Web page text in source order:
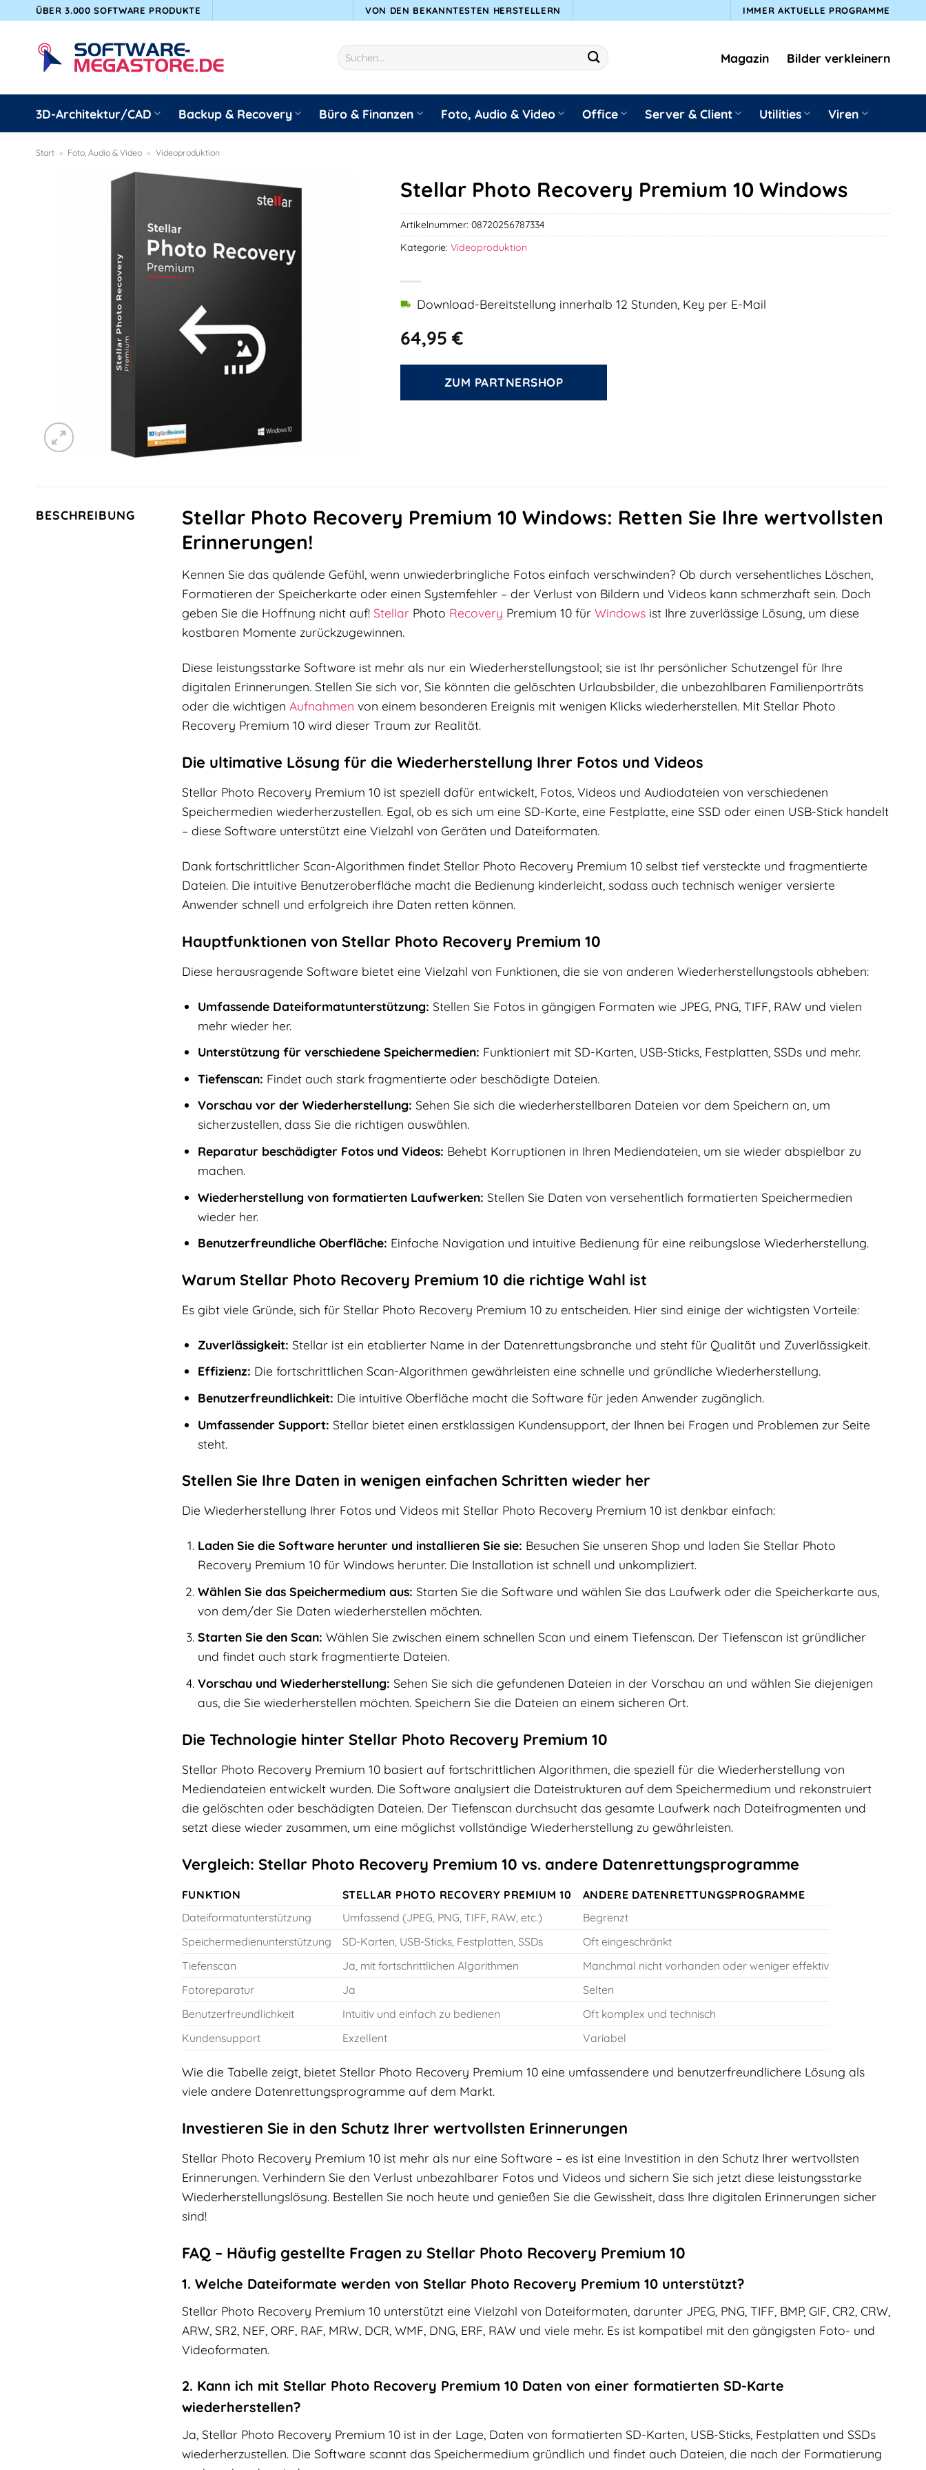
springen
ÜBER 3.000 SOFTWARE PRODUKTE VON DEN BEKANNTESTEN HERSTELLERN IMMER AKTUELLE PROGRAMME
Suchen
nach:
Magazin Bilder verkleinern
3D-Architektur/CAD Backup & Recovery Büro & Finanzen Foto, Audio & Video Office Server & Client Utilities Viren
Start » Foto, Audio & Video » Videoproduktion
Stellar Photo Recovery Premium 10 Windows
64,95€
Download-Bereitstellung innerhalb 12 Stunden, Key per E-Mail
ZUM PARTNERSHOP
Artikelnummer:08720256787334
Kategorie:Videoproduktion
BESCHREIBUNG
Stellar Photo Recovery Premium 10 Windows: Retten Sie Ihre wertvollsten
Erinnerungen!
Kennen Sie das quälende Gefühl, wenn unwiederbringliche Fotos einfach verschwinden? Ob durch versehentliches Löschen,
Formatieren der Speicherkarte oder einen Systemfehler – der Verlust von Bildern und Videos kann schmerzhaft sein. Doch
geben Sie die Hoffnung nicht auf! StellarPhoto Recovery Premium 10 für Windowsist Ihre zuverlässige Lösung, um diese
kostbaren Momente zurückzugewinnen.
Diese leistungsstarke Software ist mehr als nur ein Wiederherstellungstool; sie ist Ihr persönlicher Schutzengel für Ihre
digitalen Erinnerungen. Stellen Sie sich vor, Sie könnten die gelöschten Urlaubsbilder, die unbezahlbaren Familienporträts
oder die wichtigen Aufnahmen von einem besonderen Ereignis mit wenigen Klicks wiederherstellen. Mit Stellar Photo
Recovery Premium 10 wird dieser Traum zur Realität.
Die ultimative Lösung für die Wiederherstellung Ihrer Fotos und Videos
Stellar Photo Recovery Premium 10 ist speziell dafür entwickelt, Fotos, Videos und Audiodateien von verschiedenen
Speichermedien wiederherzustellen. Egal, ob es sich um eine SD-Karte, eine Festplatte, eine SSD oder einen USB-Stick handelt
– diese Software unterstützt eine Vielzahl von Geräten und Dateiformaten.
Dank fortschrittlicher Scan-Algorithmen findet Stellar Photo Recovery Premium 10 selbst tief versteckte und fragmentierte
Dateien. Die intuitive Benutzeroberfläche macht die Bedienung kinderleicht, sodass auch technisch weniger versierte
Anwender schnell und erfolgreich ihre Daten retten können.
Hauptfunktionen von Stellar Photo Recovery Premium 10
Diese herausragende Software bietet eine Vielzahl von Funktionen, die sie von anderen Wiederherstellungstools abheben:
Umfassende Dateiformatunterstützung: Stellen Sie Fotos in gängigen Formaten wie JPEG, PNG, TIFF, RAW und vielen
mehr wieder her.
Unterstützung für verschiedene Speichermedien: Funktioniert mit SD-Karten, USB-Sticks, Festplatten, SSDs und mehr.
Tiefenscan: Findet auch stark fragmentierte oder beschädigte Dateien.
Vorschau vor der Wiederherstellung: Sehen Sie sich die wiederherstellbaren Dateien vor dem Speichern an, um
sicherzustellen, dass Sie die richtigen auswählen.
Reparatur beschädigter Fotos und Videos: Behebt Korruptionen in Ihren Mediendateien, um sie wieder abspielbar zu
machen.
Wiederherstellung von formatierten Laufwerken: Stellen Sie Daten von versehentlich formatierten Speichermedien
wieder her.
Benutzerfreundliche Oberfläche: Einfache Navigation und intuitive Bedienung für eine reibungslose Wiederherstellung.
Warum Stellar Photo Recovery Premium 10 die richtige Wahl ist
Es gibt viele Gründe, sich für Stellar Photo Recovery Premium 10 zu entscheiden. Hier sind einige der wichtigsten Vorteile:
Zuverlässigkeit: Stellar ist ein etablierter Name in der Datenrettungsbranche und steht für Qualität und Zuverlässigkeit.
Effizienz: Die fortschrittlichen Scan-Algorithmen gewährleisten eine schnelle und gründliche Wiederherstellung.
Benutzerfreundlichkeit: Die intuitive Oberfläche macht die Software für jeden Anwender zugänglich.
Umfassender Support: Stellar bietet einen erstklassigen Kundensupport, der Ihnen bei Fragen und Problemen zur Seite
steht.
Stellen Sie Ihre Daten in wenigen einfachen Schritten wieder her
Die Wiederherstellung Ihrer Fotos und Videos mit Stellar Photo Recovery Premium 10 ist denkbar einfach:
Laden Sie die Software herunter und installieren Sie sie: Besuchen Sie unseren Shop und laden Sie Stellar Photo
Recovery Premium 10 für Windows herunter. Die Installation ist schnell und unkompliziert.
Wählen Sie das Speichermedium aus: Starten Sie die Software und wählen Sie das Laufwerk oder die Speicherkarte aus,
von dem/der Sie Daten wiederherstellen möchten.
Starten Sie den Scan: Wählen Sie zwischen einem schnellen Scan und einem Tiefenscan. Der Tiefenscan ist gründlicher
und findet auch stark fragmentierte Dateien.
Vorschau und Wiederherstellung: Sehen Sie sich die gefundenen Dateien in der Vorschau an und wählen Sie diejenigen
aus, die Sie wiederherstellen möchten. Speichern Sie die Dateien an einem sicheren Ort.
Die Technologie hinter Stellar Photo Recovery Premium 10
Stellar Photo Recovery Premium 10 basiert auf fortschrittlichen Algorithmen, die speziell für die Wiederherstellung von
Mediendateien entwickelt wurden. Die Software analysiert die Dateistrukturen auf dem Speichermedium und rekonstruiert
die gelöschten oder beschädigten Dateien. Der Tiefenscan durchsucht das gesamte Laufwerk nach Dateifragmenten und
setzt diese wieder zusammen, um eine möglichst vollständige Wiederherstellung zu gewährleisten.
Vergleich: Stellar Photo Recovery Premium 10 vs. andere Datenrettungsprogramme
FUNKTION STELLAR PHOTO RECOVERY PREMIUM 10
ANDERE DATENRETTUNGSPROGRAMME
Dateiformatunterstützung
Umfassend (JPEG, PNG, TIFF, RAW, etc.)
Begrenzt
Speichermedienunterstützung
SD-Karten, USB-Sticks, Festplatten, SSDs
Oft eingeschränkt
Tiefenscan
Ja, mit fortschrittlichen Algorithmen
Manchmal nicht vorhanden oder weniger effektiv
Fotoreparatur
Ja
Selten
Benutzerfreundlichkeit
Intuitiv und einfach zu bedienen
Oft komplex und technisch
Kundensupport
Exzellent Variabel
Wie die Tabelle zeigt, bietet Stellar Photo Recovery Premium 10 eine umfassendere und benutzerfreundlichere Lösung als
viele andere Datenrettungsprogramme auf dem Markt.
Investieren Sie in den Schutz Ihrer wertvollsten Erinnerungen
Stellar Photo Recovery Premium 10 ist mehr als nur eine Software – es ist eine Investition in den Schutz Ihrer wertvollsten
Erinnerungen. Verhindern Sie den Verlust unbezahlbarer Fotos und Videos und sichern Sie sich jetzt diese leistungsstarke
Wiederherstellungslösung. Bestellen Sie noch heute und genießen Sie die Gewissheit, dass Ihre digitalen Erinnerungen sicher
sind!
FAQ – Häufig gestellte Fragen zu Stellar Photo Recovery Premium 10
1. Welche Dateiformate werden von Stellar Photo Recovery Premium 10 unterstützt?
Stellar Photo Recovery Premium 10 unterstützt eine Vielzahl von Dateiformaten, darunter JPEG, PNG, TIFF, BMP, GIF, CR2, CRW,
ARW, SR2, NEF, ORF, RAF, MRW, DCR, WMF, DNG, ERF, RAW und viele mehr. Es ist kompatibel mit den gängigsten Foto- und
Videoformaten.
2. Kann ich mit Stellar Photo Recovery Premium 10 Daten von einer formatierten SD-Karte
wiederherstellen?
Ja, Stellar Photo Recovery Premium 10 ist in der Lage, Daten von formatierten SD-Karten, USB-Sticks, Festplatten und SSDs
wiederherzustellen. Die Software scannt das Speichermedium gründlich und findet auch Dateien, die nach der Formatierung